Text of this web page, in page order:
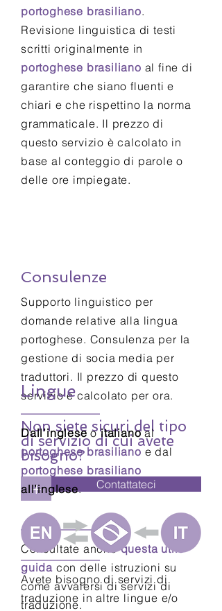
portoghese brasiliano.
Revisione linguistica di testi
scritti originalmente in
portoghese brasiliano al fine di
garantire che siano fluenti e
chiari e che rispettino la norma
grammaticale. Il prezzo di
questo servizio è calcolato in
base al conteggio di parole o
delle ore impiegate.
Consulenze
Supporto linguistico per
domande relative alla lingua
portoghese. Consulenza per la
gestione di socia media per
traduttori. Il prezzo di questo
servizio è calcolato per ora.
Non siete sicuri del tipo
di servizio di cui avete
bisogno?
+ Contattateci
Consultate anchequesta utile
guida con delle istruzioni su
come avvalersi di servizi di
traduzione.
Lingue
Dall’ingleseoitaliano al
portoghese brasiliano e dal
portoghese brasiliano
all’inglese.
Avete bisogno di servizi di
traduzione in altre lingue e/o